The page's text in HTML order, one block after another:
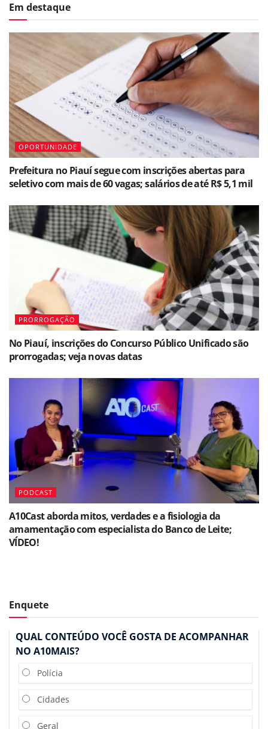
Em destaque
OPORTUNIDADE
Prefeitura no Piauí segue com inscrições abertas para
seletivo com mais de 60 vagas; salários de até R$ 5,1 mil
PRORROGAÇÃO
No Piauí, inscrições do Concurso Público Unificado são
prorrogadas; veja novas datas
PODCAST
A10Cast aborda mitos, verdades e a fisiologia da
amamentação com especialista do Banco de Leite;
VÍDEO!
Enquete
QUAL CONTEÚDO VOCÊ GOSTA DE ACOMPANHAR
NO A10MAIS?
Polícia
Cidades
Geral